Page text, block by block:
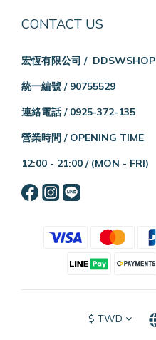
CONTACT US
宏恆有限公司 / DDSWSHOP
統一編號 / 90755529
連絡電話 / 0925-372-135
營業時間 / OPENING TIME
12:00 - 21:00 / (MON - FRI)
$ TWD